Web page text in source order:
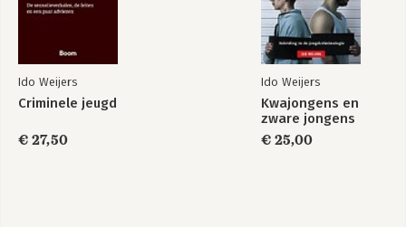
Criminele jeugd
Kansen bieden,
kansen pakken
15. Regels bij het verhoor van kinderen 187
17. Diversie: succes en mislukking 204
18. Jong vast – 1905 tot 2005 214
Verantwoording 238
Ido Weijers
Criminele jeugd
€ 27,50
Ido Weijers
Kwajongens en
zware jongens
€ 25,00